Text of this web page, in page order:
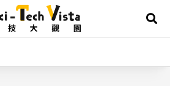
展